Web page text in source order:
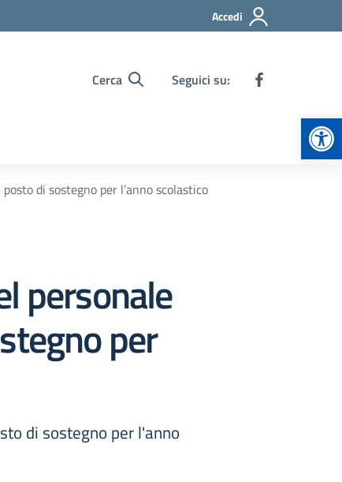
Accedi
Cerca Seguici su:
di sostegno per l’anno scolastico
personale
per
di sostegno per l'anno